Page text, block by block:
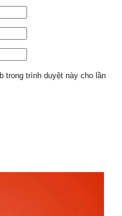
trong trình duyệt này cho lần